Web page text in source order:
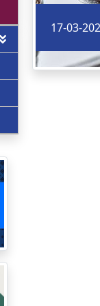
17-03-